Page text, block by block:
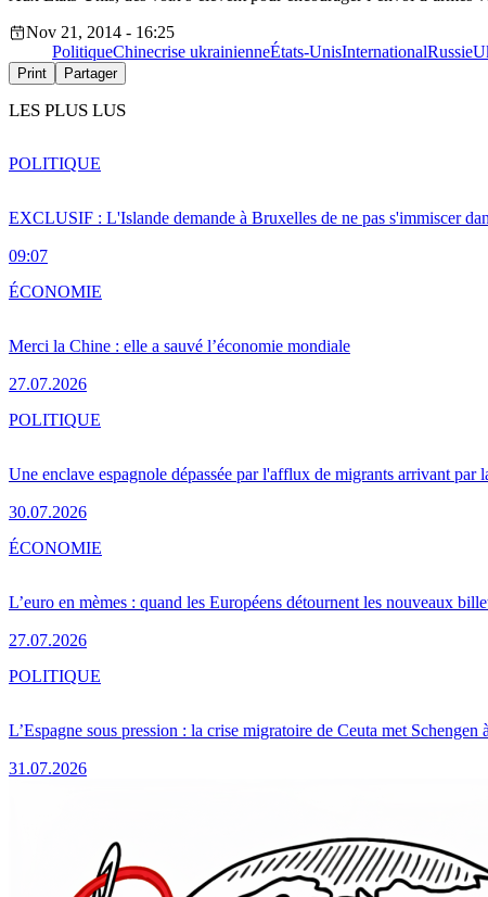
Nov 21, 2014 - 16:25
PolitiqueChinecrise ukrainienneÉtats-UnisInternationalRussie
Print Partager
LES PLUS LUS
EXCLUSIF : L'Islande demande à Bruxelles de ne pas s'immiscer
09:07
POLITIQUE
Merci la Chine : elle a sauvé l’économie mondiale
27.07.2026
ÉCONOMIE
Une enclave espagnole dépassée par l'afflux de migrants arrivant par
30.07.2026
POLITIQUE
L’euro en mèmes : quand les Européens détournent les nouveaux
27.07.2026
ÉCONOMIE
L’Espagne sous pression : la crise migratoire de Ceuta met Schengen
31.07.2026
POLITIQUE